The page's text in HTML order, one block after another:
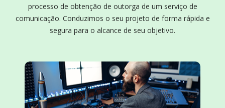
processo de obtenção de outorga de um serviço de
comunicação. Conduzimos o seu projeto de forma rápida e
segura para o alcance de seu objetivo.